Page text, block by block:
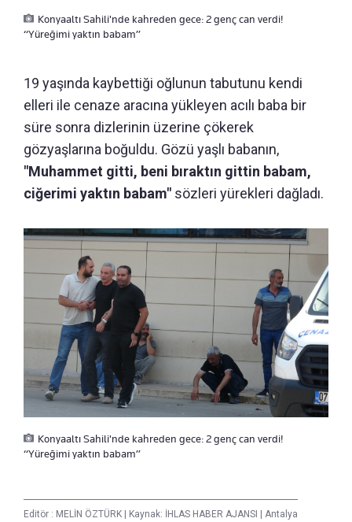
Konyaaltı Sahili'nde kahreden gece: 2 genç can verdi!
“Yüreğimi yaktın babam”
19 yaşında kaybettiği oğlunun tabutunu kendi
elleri ile cenaze aracına yükleyen acılı baba bir
süre sonra dizlerinin üzerine çökerek
gözyaşlarına boğuldu. Gözü yaşlı babanın,
"Muhammet gitti, beni bıraktın gittin babam,
ciğerimi yaktın babam" sözleri yürekleri dağladı.
Konyaaltı Sahili'nde kahreden gece: 2 genç can verdi!
“Yüreğimi yaktın babam”
Editör : MELİN ÖZTÜRK Kaynak: İHLAS HABER AJANSI Antalya